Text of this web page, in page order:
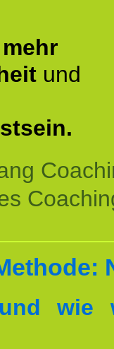
mehr
und
wie